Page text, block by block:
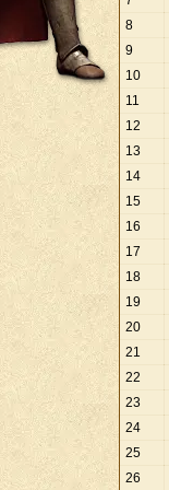
8
9
10
11
12
13
14
15
16
17
18
19
20
21
22
23
24
25
26